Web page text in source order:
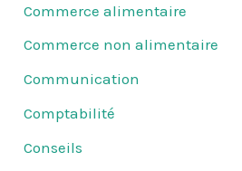
Commerce alimentaire
Commerce non alimentaire
Communication
Comptabilité
Conseils